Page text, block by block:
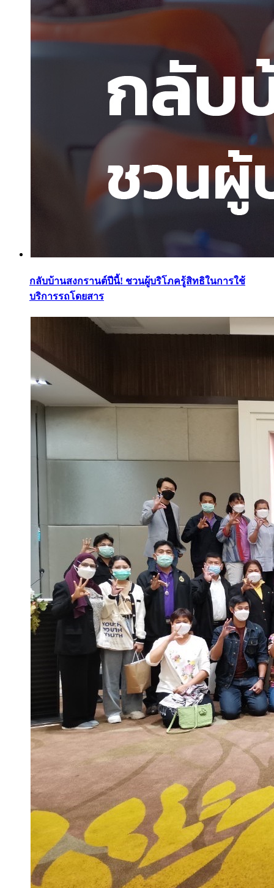
กลับบ้านสงกรานต์ปีนี้! ชวนผู้บริโภครู้สิทธิในการใช้
บริการรถโดยสาร